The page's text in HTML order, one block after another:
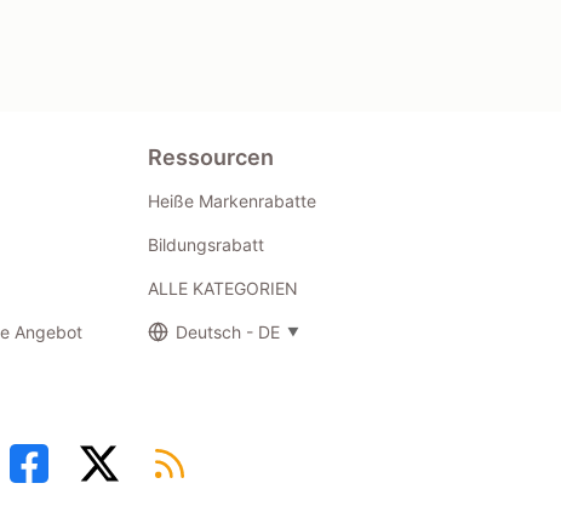
Angebot
Ressourcen
Heiße Markenrabatte
Bildungsrabatt
ALLE KATEGORIEN
Deutsch - DE